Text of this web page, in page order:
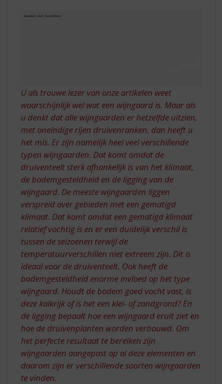
1
U als trouwe lezer van onze artikelen weet
waarschijnlijk wel wat een wijngaard is. Maar als
u denkt dat alle wijngaarden er hetzelfde uitzien,
met oneindige rijen druivenranken, dan heeft u
het mis. Er zijn namelijk heel veel verschillende
typen wijngaarden. Dat komt omdat de
druiventeelt sterk afhankelijk is van het klimaat,
de bodemgesteldheid en de ligging van de
wijngaard. De meeste wijngaarden liggen
verspreid over gebieden met een gematigd
klimaat. Dat komt omdat een gematigd klimaat
relatief vochtig is en er een duidelijk verschil is
tussen de seizoenen terwijl de
temperatuurverschillen niet extreem zijn. Dit is
ideaal voor de druiventeelt. Ook heeft de
bodemgesteldheid enorme invloed op het type
wijngaard. Houdt de bodem goed vocht vast, is
deze kalkrijk of is het een klei- of zandgrond? En
de ligging bepaalt hoe een wijngaard eruit ziet en
hoe de druivenplanten worden verbouwd. Om
het perfecte resultaat te bereiken zijn
wijngaarden aangepast op al deze elementen en
daarom zijn er verschillende soorten wijngaarden
te vinden.